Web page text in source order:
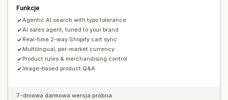
Analizy
Analiza AI Śledzenie konwersji
Niestandardowe pulpity
Analizy w czasie rzeczywistym
Hasła wyszukiwania
Współczynniki klikalności
Współczynniki konwersji
Skuteczność rekomendacji
Funkcje
Agentic AI search with typo tolerance
AI sales agent, tuned to your brand
Real-time 2-way Shopify cart sync
Multilingual, per-market currency
Product rules & merchandising control
Image-based product Q&A
7-dniowa darmowa wersja próbna